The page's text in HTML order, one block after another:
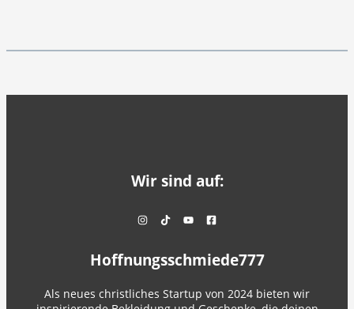
Wir sind auf:
Hoffnungsschmiede777
Als neues christliches Startup von 2024 bieten wir